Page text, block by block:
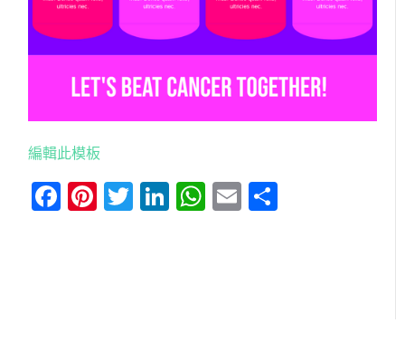
編輯此模板
Facebook
Pinterest
Twitter
LinkedIn
WhatsApp
Email